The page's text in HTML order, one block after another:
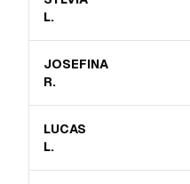
L.
JOSEFINA
R.
LUCAS
L.